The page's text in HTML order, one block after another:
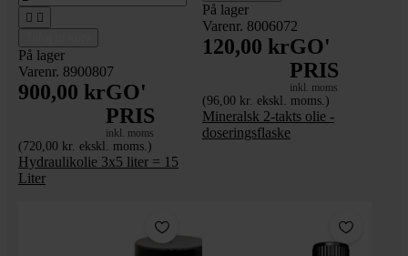
 
På lager
Varenr. 8900807
900,00 krGO'
PRIS
inkl. moms
(720,00 kr. ekskl. moms.)
Hydraulikolie 3x5 liter = 15
Liter
På lager
Varenr. 8006072
120,00 krGO'
PRIS
inkl. moms
(96,00 kr. ekskl. moms.)
Mineralsk 2-takts olie -
doseringsflaske